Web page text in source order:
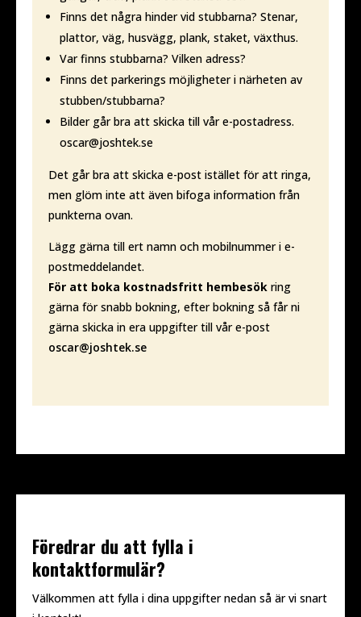
Finns det några hinder vid stubbarna? Stenar,
plattor, väg, husvägg, plank, staket, växthus.
Var finns stubbarna? Vilken adress?
Finns det parkerings möjligheter i närheten av
stubben/stubbarna?
Bilder går bra att skicka till vår e-postadress.
oscar@joshtek.se
Det går bra att skicka e-post istället för att ringa,
men glöm inte att även bifoga information från
punkterna ovan.
Lägg gärna till ert namn och mobilnummer i e-
postmeddelandet.
För att boka kostnadsfritt hembesök ring
gärna för snabb bokning, efter bokning så får ni
gärna skicka in era uppgifter till vår e-post
oscar@joshtek.se
Föredrar du att fylla i
kontaktformulär?
Välkommen att fylla i dina uppgifter nedan så är vi snart